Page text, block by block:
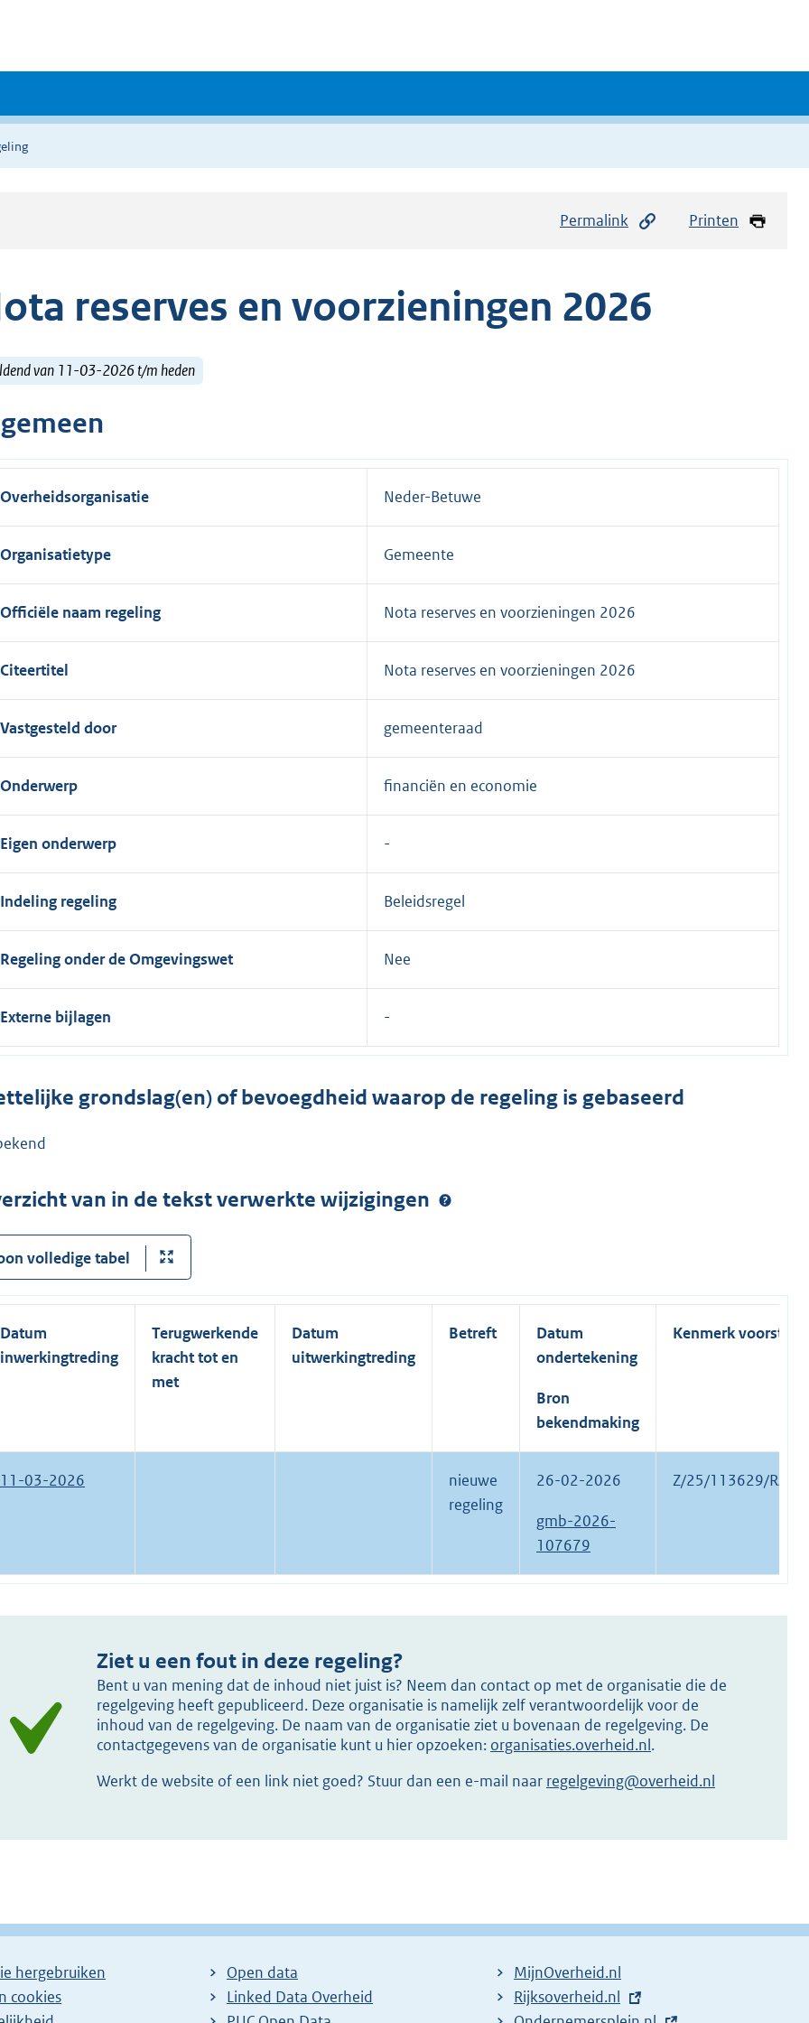
Permalink Printen
reserves en voorzieningen 2026
van 11-03-2026 t/m heden
Overheidsorganisatie Neder-Betuwe
Organisatietype Gemeente
Officiële naam regeling Nota reserves en voorzieningen 2026
Citeertitel Nota reserves en voorzieningen 2026
Vastgesteld door gemeenteraad
Onderwerp financiën en economie
Eigen onderwerp
Indeling regeling Beleidsregel
Regeling onder de Omgevingswet Nee
Externe bijlagen
grondslag(en) of bevoegdheid waarop de regeling is gebaseerd
van in de tekst verwerkte wijzigingen
volledige tabel
Datum
inwerkingtreding
Terugwerkende
kracht tot en
met
Datum
uitwerkingtreding
Betreft
Datum
ondertekening
Bron
bekendmaking
Kenmerk voorstel
11-03-2026
nieuwe
regeling
26-02-2026
gmb-2026-
107679
Z/25/113629/
Ziet u een fout in deze regeling?
Bent u van mening dat de inhoud niet juist is? Neem dan contact op met de organisatie die de
regelgeving heeft gepubliceerd. Deze organisatie is namelijk zelf verantwoordelijk voor de
inhoud van de regelgeving. De naam van de organisatie ziet u bovenaan de regelgeving. De
contactgegevens van de organisatie kunt u hier opzoeken: organisaties.overheid.nl.
Werkt de website of een link niet goed? Stuur dan een e-mail naar regelgeving@overheid.nl
hergebruiken
cookies
Open data
Linked Data Overheid
MijnOverheid.nl
E
Rijksoverheid.nl